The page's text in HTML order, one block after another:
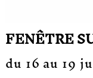
FENÊTRE
du 16 au 19